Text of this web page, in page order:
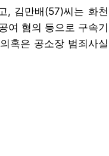
, 김만배(57)씨는 화천
여 혐의 등으로 구속기
혹은 공소장 범죄사실